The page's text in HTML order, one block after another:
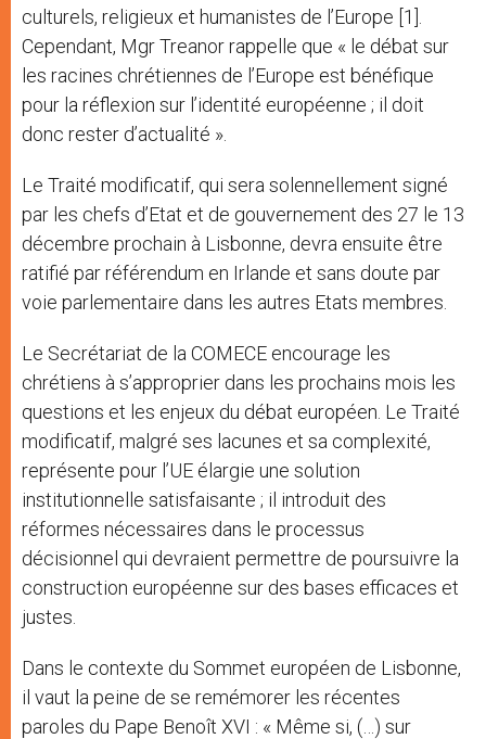
culturels, religieux et humanistes de l’Europe [1].
Cependant, Mgr Treanor rappelle que « le débat sur
les racines chrétiennes de l’Europe est bénéfique
pour la réflexion sur l’identité européenne ; il doit
donc rester d’actualité ».
Le Traité modificatif, qui sera solennellement signé
par les chefs d’Etat et de gouvernement des 27 le 13
décembre prochain à Lisbonne, devra ensuite être
ratifié par référendum en Irlande et sans doute par
voie parlementaire dans les autres Etats membres.
Le Secrétariat de la COMECE encourage les
chrétiens à s’approprier dans les prochains mois les
questions et les enjeux du débat européen. Le Traité
modificatif, malgré ses lacunes et sa complexité,
représente pour l’UE élargie une solution
institutionnelle satisfaisante ; il introduit des
réformes nécessaires dans le processus
décisionnel qui devraient permettre de poursuivre la
construction européenne sur des bases efficaces et
justes.
Dans le contexte du Sommet européen de Lisbonne,
il vaut la peine de se remémorer les récentes
paroles du Pape Benoît XVI : « Même si, (…) sur